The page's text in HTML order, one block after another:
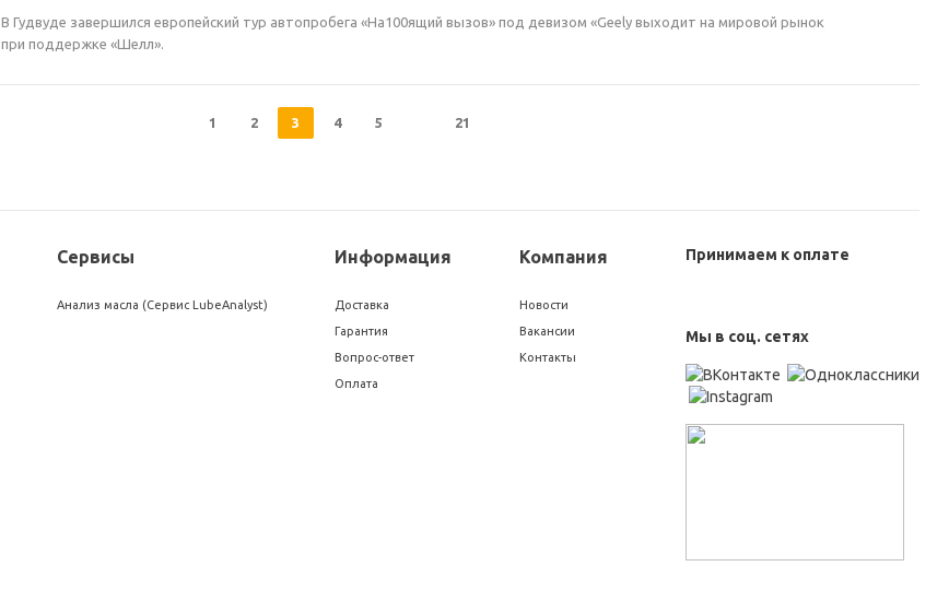
В Гудвуде завершился европейский тур автопробега «На100ящий вызов» под девизом «Geely выходит на мировой рынок
при поддержке «Шелл».
1 2 3 4 5 21
Сервисы
Анализ масла (Сервис LubeAnalyst)
Информация
Доставка
Гарантия
Вопрос-ответ
Оплата
Компания
Новости
Вакансии
Контакты
Принимаем к оплате
Мы в соц. сетях